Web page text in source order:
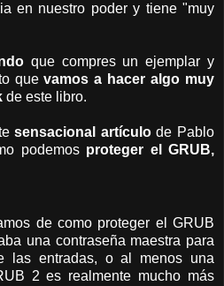
en nuestro poder y tiene "muy
que compres un ejemplar y
quevamos a hacer algo muy
de este libro.
sensacional artículode Pablo
podemos proteger el GRUB,
de como proteger el GRUB
una contraseña maestra para
las entradas, o al menos una
2 es realmente mucho más